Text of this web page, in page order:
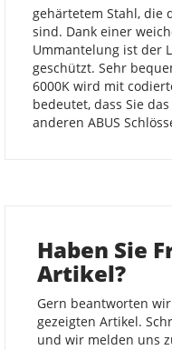
gehärtetem Stahl, die
sind. Dank einer
Ummantelung ist der
geschützt. Sehr
6000K wird mit
bedeutet, dass Sie
anderen ABUS
Haben Sie
Artikel?
Gern beantworten
gezeigten Artikel.
und wir melden uns